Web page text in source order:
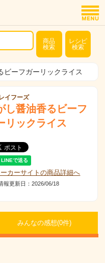
商品
検索
レシピ
検索
ビーフガーリックライス
イフーズ
し醤油香るビーフ
リックライス
ーカーサイトの商品詳細へ
報更新日：2026/06/18
みんなの感想(0件)